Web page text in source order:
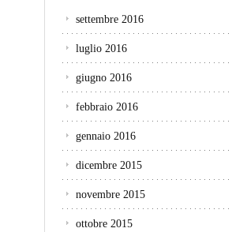
settembre 2016
luglio 2016
giugno 2016
febbraio 2016
gennaio 2016
dicembre 2015
novembre 2015
ottobre 2015